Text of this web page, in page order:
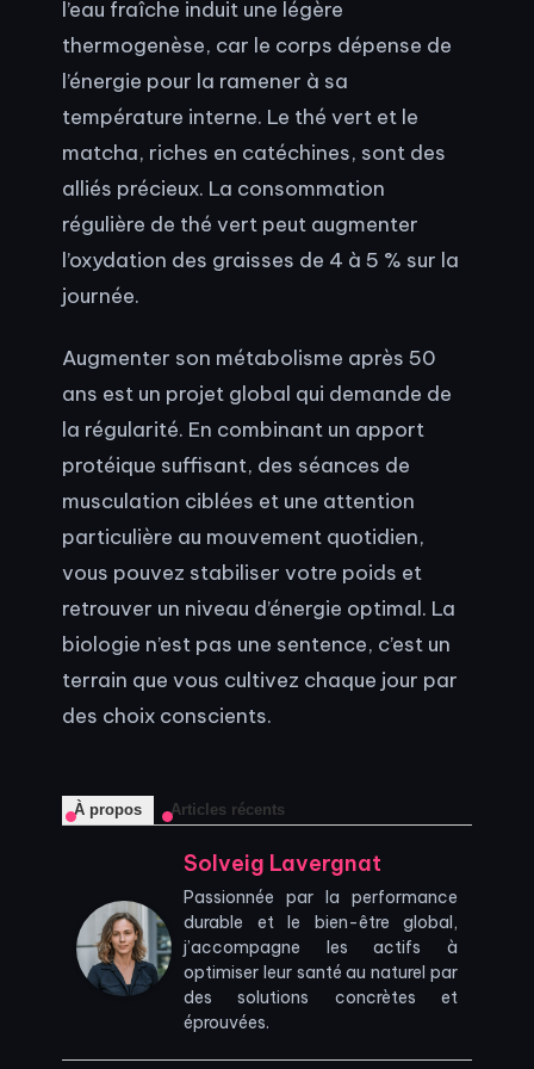
l’eau fraîche induit une légère
thermogenèse, car le corps dépense de
l’énergie pour la ramener à sa
température interne. Le thé vert et le
matcha, riches en catéchines, sont des
alliés précieux. La consommation
régulière de thé vert peut augmenter
l’oxydation des graisses de 4 à 5 % sur la
journée.
Augmenter son métabolisme après 50
ans est un projet global qui demande de
la régularité. En combinant un apport
protéique suffisant, des séances de
musculation ciblées et une attention
particulière au mouvement quotidien,
vous pouvez stabiliser votre poids et
retrouver un niveau d’énergie optimal. La
biologie n’est pas une sentence, c’est un
terrain que vous cultivez chaque jour par
des choix conscients.
À propos Articles récents
Solveig Lavergnat
Passionnée par la performance
durable et le bien-être global,
j’accompagne les actifs à
optimiser leur santé au naturel par
des solutions concrètes et
éprouvées.